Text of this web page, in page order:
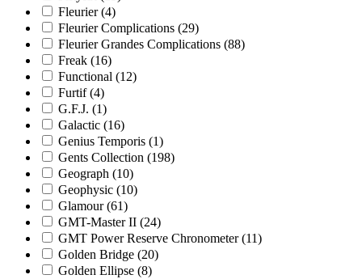
Fleurier (4)
Fleurier Complications (29)
Fleurier Grandes Complications (88)
Freak (16)
Functional (12)
Furtif (4)
G.F.J. (1)
Galactic (16)
Genius Temporis (1)
Gents Collection (198)
Geograph (10)
Geophysic (10)
Glamour (61)
GMT-Master II (24)
GMT Power Reserve Chronometer (11)
Golden Bridge (20)
Golden Ellipse (8)